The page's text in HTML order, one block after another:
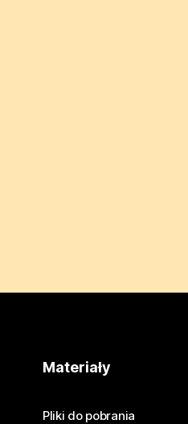
Materiały
Pliki do pobrania